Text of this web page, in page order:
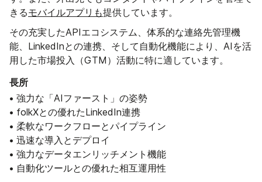
きるモバイルアプリも提供しています。
その充実したAPIエコシステム、体系的な連絡先管理機
能、LinkedInとの連携、そして自動化機能により、AIを活
用した市場投入（GTM）活動に特に適しています。
長所
• 強力な「AIファースト」の姿勢
• folkXとの優れたLinkedIn連携
• 柔軟なワークフローとパイプライン
• 迅速な導入とデプロイ
• 強力なデータエンリッチメント機能
• 自動化ツールとの優れた相互運用性